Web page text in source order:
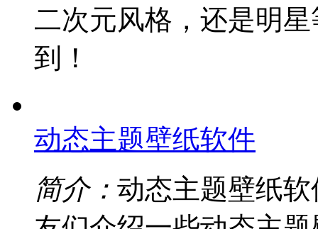
二次元风格，还是明
到！
动态主题壁纸软件
简介： 动态主题壁纸